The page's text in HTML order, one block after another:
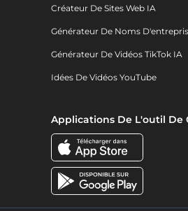
Créateur De Sites Web IA
Générateur De Noms
Générateur De Vidéos TikTok IA
Idées De Vidéos YouTube
Applications De L'outil De